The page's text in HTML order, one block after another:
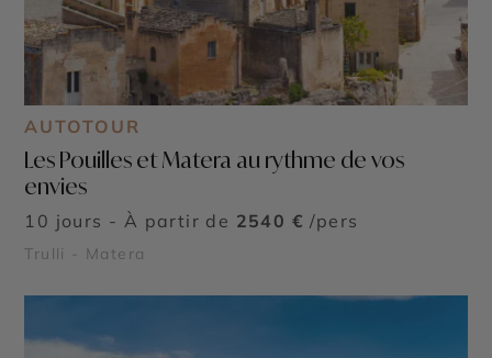
AUTOTOUR
Les Pouilles et Matera au rythme de vos
envies
10 jours - À partir de 2540 € /pers
Trulli - Matera